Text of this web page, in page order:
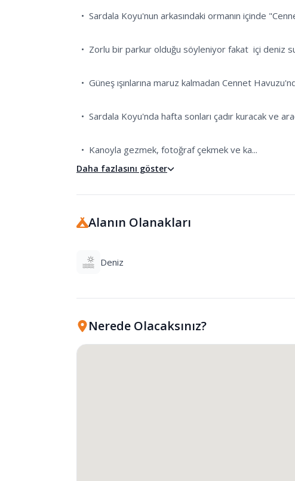
  •  Kanoyla gezmek, fotoğraf çekmek ve ka...
Daha fazlasını göster
Alanın Olanakları
Deniz
Nerede Olacaksınız?